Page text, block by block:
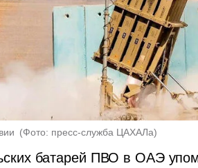
(Фото: пресс-служба ЦАХАЛа)
батарей ПВО в ОАЭ